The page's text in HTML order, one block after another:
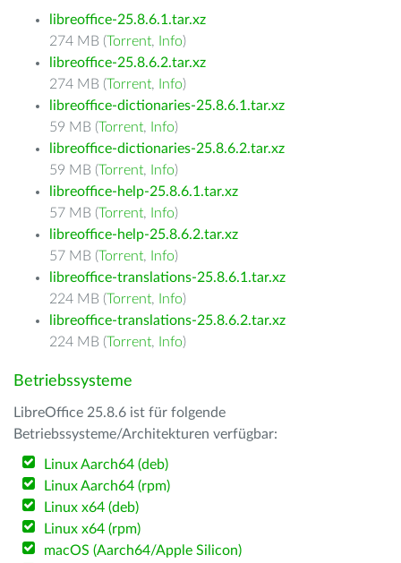
libreoffice-25.8.6.1.tar.xz
274 MB (Torrent, Info)
libreoffice-25.8.6.2.tar.xz
274 MB (Torrent, Info)
libreoffice-dictionaries-25.8.6.1.tar.xz
59 MB (Torrent, Info)
libreoffice-dictionaries-25.8.6.2.tar.xz
59 MB (Torrent, Info)
libreoffice-help-25.8.6.1.tar.xz
57 MB (Torrent, Info)
libreoffice-help-25.8.6.2.tar.xz
57 MB (Torrent, Info)
libreoffice-translations-25.8.6.1.tar.xz
224 MB (Torrent, Info)
libreoffice-translations-25.8.6.2.tar.xz
224 MB (Torrent, Info)
Betriebssysteme
LibreOffice 25.8.6 ist für folgende
Betriebssysteme/Architekturen verfügbar:
Linux Aarch64 (deb)
Linux Aarch64 (rpm)
Linux x64 (deb)
Linux x64 (rpm)
macOS (Aarch64/Apple Silicon)